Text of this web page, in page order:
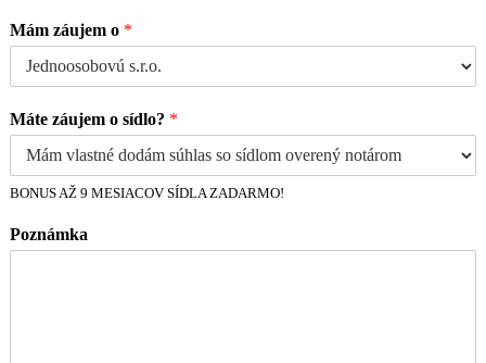
Mám záujem o *
Máte záujem o sídlo? *
BONUS AŽ 9 MESIACOV SÍDLA ZADARMO!
Poznámka